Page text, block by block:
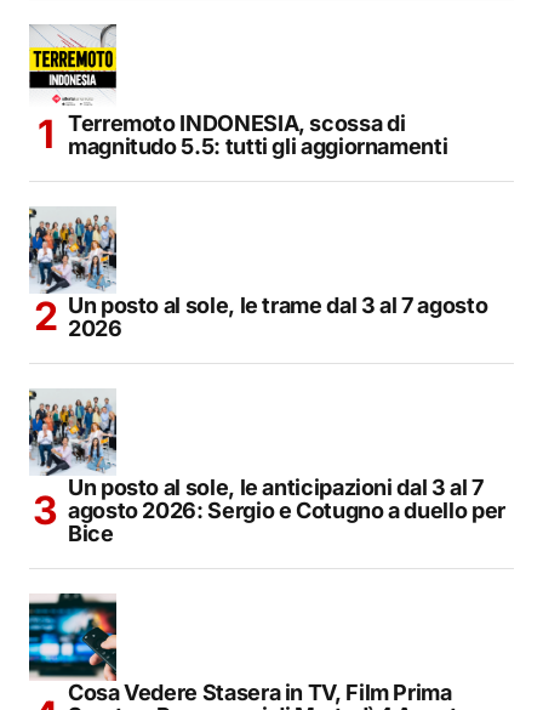
Terremoto INDONESIA, scossa di
magnitudo 5.5: tutti gli aggiornamenti
Un posto al sole, le trame dal 3 al 7 agosto
2026
Un posto al sole, le anticipazioni dal 3 al 7
agosto 2026: Sergio e Cotugno a duello per
Bice
Cosa Vedere Stasera in TV, Film Prima